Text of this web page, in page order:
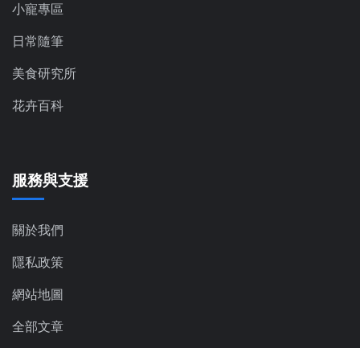
小寵專區
日常隨筆
美食研究所
花卉百科
服務與支援
關於我們
隱私政策
網站地圖
全部文章